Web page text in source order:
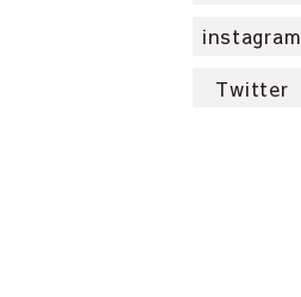
instagram
Twitter